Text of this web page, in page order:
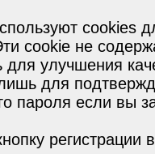
cookies
cookie не
для улучшения
для
пароля если вы
регистрации